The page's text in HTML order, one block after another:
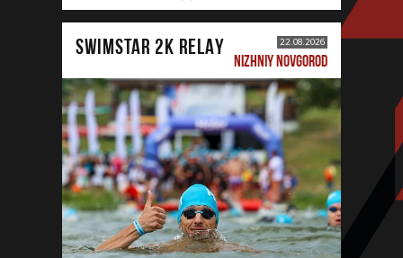
SWIMSTAR 2K RELAY 22.08.2026
NIZHNIY NOVGOROD